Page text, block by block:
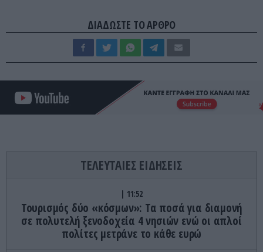
ΔΙΑΔΩΣΤΕ ΤΟ ΑΡΘΡΟ
ΤΕΛΕΥΤΑΙΕΣ ΕΙΔΗΣΕΙΣ
11:52
Τουρισμός δύο «κόσμων»: Τα ποσά για διαμονή
σε πολυτελή ξενοδοχεία 4 νησιών ενώ οι απλοί
πολίτες μετράνε το κάθε ευρώ